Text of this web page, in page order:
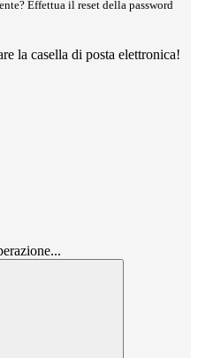
Effettua il reset della password
la casella di posta elettronica!